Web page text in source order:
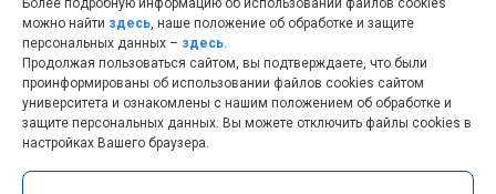
help@ssau.ru
Более подробную информацию об использовании файлов cookies
можно найти здесь, наше положение об обработке и защите
персональных данных – здесь.
Продолжая пользоваться сайтом, вы подтверждаете, что были
проинформированы об использовании файлов cookies сайтом
университета и ознакомлены с нашим положением об обработке и
защите персональных данных. Вы можете отключить файлы cookies в
настройках Вашего браузера.